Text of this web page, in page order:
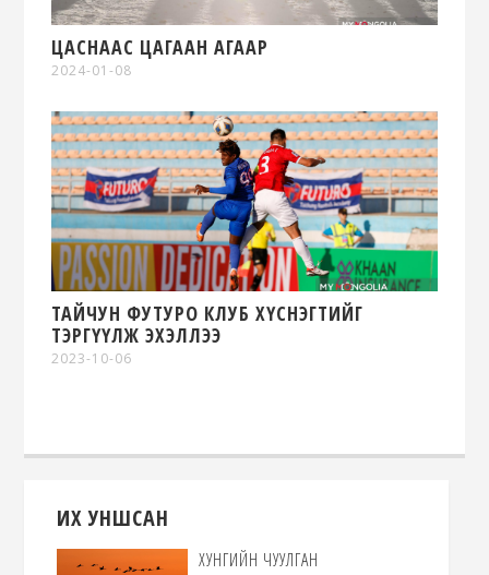
ЦАСНААС ЦАГААН АГААР
2024-01-08
ТАЙЧУН ФУТУРО КЛУБ ХҮСНЭГТИЙГ
ТЭРГҮҮЛЖ ЭХЭЛЛЭЭ
2023-10-06
ИХ УНШСАН
ХУНГИЙН ЧУУЛГАН